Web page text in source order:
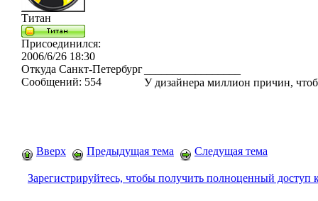
Титан
Присоединился:
2006/6/26 18:30
Откуда Санкт-Петербург
Сообщений: 554
У дизайнера миллион причин,
Вверх Предыдущая тема Следущая тема
Зарегистрируйтесь, чтобы получить полноценный доступ